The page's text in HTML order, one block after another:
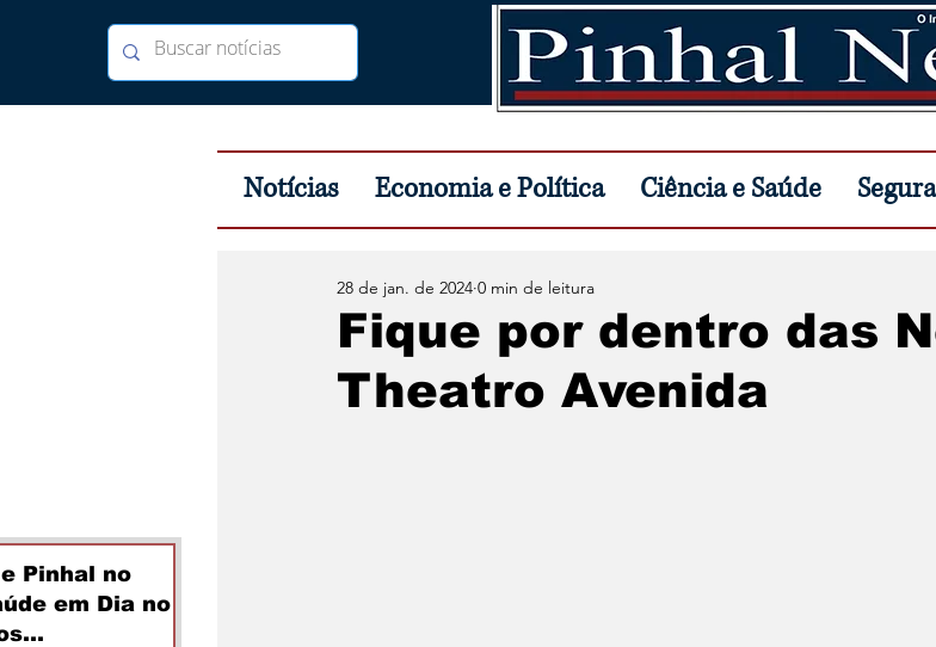
Notícias Economia e Política Ciência e Saúde
Pinhal no
em Dia no
Fique por dentro das
Theatro Avenida
28 de jan. de 2024 0 min de leitura